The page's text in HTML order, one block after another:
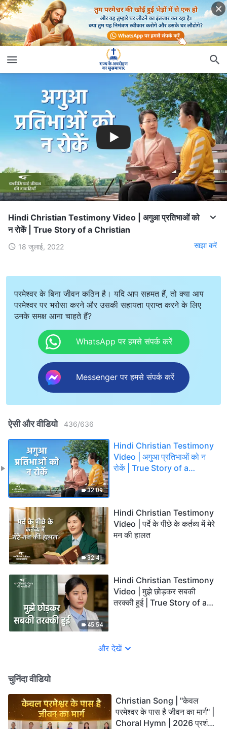
Hindi Christian Testimony Video | अगुआ प्रतिभाओं को
न रोकें | True Story of a Christian
18 जुलाई, 2022 साझा करें
परमेश्वर के बिना जीवन कठिन है। यदि आप सहमत हैं, तो क्या आप
परमेश्वर पर भरोसा करने और उसकी सहायता प्राप्त करने के लिए
उनके समक्ष आना चाहते हैं?
WhatsApp पर हमसे संपर्क करें
Messenger पर हमसे संपर्क करें
ऐसी और वीडियो 436/636
32:09
Hindi Christian Testimony
Video | अगुआ प्रतिभाओं को न
रोकें | True Story of a
32:41
Hindi Christian Testimony
Video | पर्दे के पीछे के कर्तव्य में मेरे
मन की हालत
45:54
Hindi Christian Testimony
Video | मुझे छोड़कर सबकी
तरक्की हुई | True Story of a
और देखें
चुनिंदा वीडियो
Christian Song | "केवल
परमेश्वर के पास है जीवन का मार्ग" |
Choral Hymn | 2026 प्रशंसा